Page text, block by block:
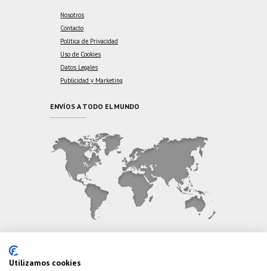
Nosotros
Contacto
Política de Privacidad
Uso de Cookies
Datos Legales
Publicidad y Marketing
ENVÍOS A TODO EL MUNDO
Utilizamos cookies